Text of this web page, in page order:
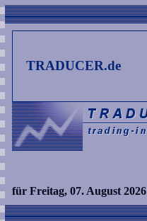
TRADUCER.de
für Freitag, 07. August 2026